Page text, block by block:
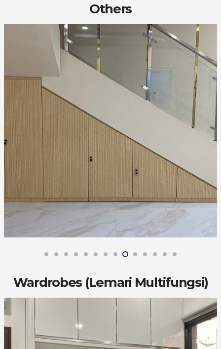
Others
Wardrobes (Lemari Multifungsi)